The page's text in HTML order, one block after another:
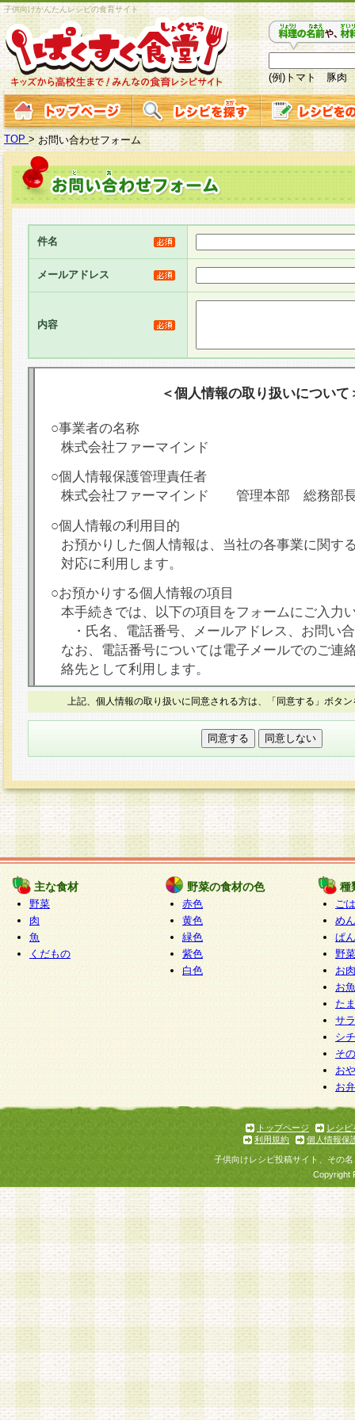
子供向けかんたんレシピの食育サイト
(例)トマト 豚肉
TOP > お問い合わせフォーム
件名
メールアドレス
内容
＜個人情報の取り扱いについて
○事業者の名称
株式会社ファーマインド
○個人情報保護管理責任者
株式会社ファーマインド 管理本部 総務部
○個人情報の利用目的
お預かりした個人情報は、当社の各事業に関す
対応に利用します。
○お預かりする個人情報の項目
本手続きでは、以下の項目をフォームにご入力
・氏名、電話番号、メールアドレス、お問い
なお、電話番号については電子メールでのご連
絡先として利用します。
○本人が容易に認識できない方法による個人情報
本フォームでは、セッション管理のためCookie
○個人情報の第三者提供について
力いただく個人情報は第三者に提供しません。
○個人情報の委託について
個人情報の取り扱いを外部に委託する場合は、
情報管理基準を満たす企業を選定して委託を行
が行われるよう監督します。
○開示対象個人情報の開示等および問い合わせ窓口
本人からの求めにより、当社が本件により取得
報の利用目的の通知・開示・内容の訂正・追加
停止・消去及び第三者への提供の禁止（以下、
といいます。）に応じます。
開示等に応じる窓口は以下になります。
ぱくすく食堂個人情報お客様相談窓口 paku-
m
個人情報を与えることは任意ですが、個人情報
意をいただけない場合には、当社のサービスの
お問い合わせ・ご相談への対応ができない場合
上記、個人情報の取り扱いに同意される方は、「同意する」ボタ
主な食材
野菜
肉
魚
くだもの
野菜の食材の色
赤色
黄色
緑色
紫色
白色
種
ご
めん
ぱん
野
お
お
た
サ
シ
そ
お
お
トップページ
レシピ
利用規約
個人情報保
子供向けレシピ投稿サイト、その
Copyright